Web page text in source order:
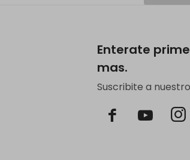
Enterate
mas.
Suscribite a
 